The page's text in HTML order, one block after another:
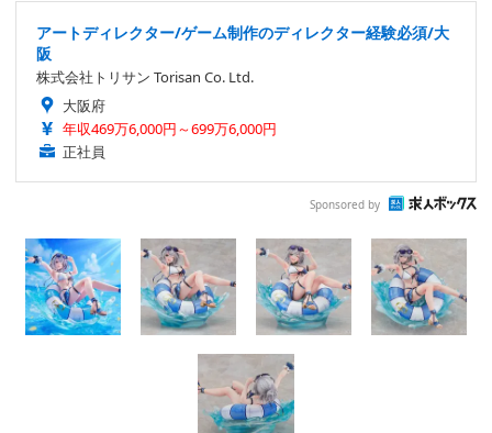
アートディレクター/ゲーム制作のディレクター経験必須/大
阪
株式会社トリサン Torisan Co. Ltd.
大阪府
年収469万6,000円～699万6,000円
正社員
Sponsored by